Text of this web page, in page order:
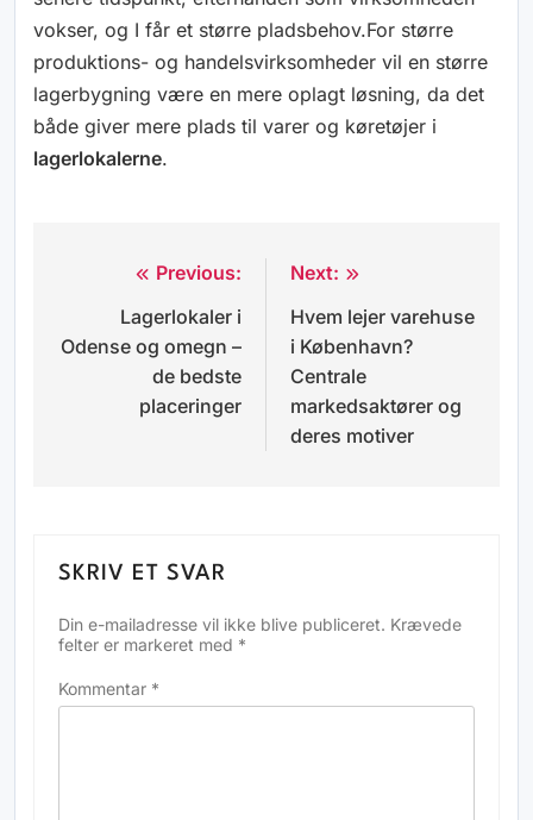
vokser, og I får et større pladsbehov.For større
produktions- og handelsvirksomheder vil en større
lagerbygning være en mere oplagt løsning, da det
både giver mere plads til varer og køretøjer i
lagerlokalerne.
Indlægsnavigation
Previous:
Lagerlokaler i
Odense og omegn –
de bedste
placeringer
Next:
Hvem lejer varehuse
i København?
Centrale
markedsaktører og
deres motiver
SKRIV ET SVAR
Din e-mailadresse vil ikke blive publiceret. Krævede
felter er markeret med *
Kommentar *